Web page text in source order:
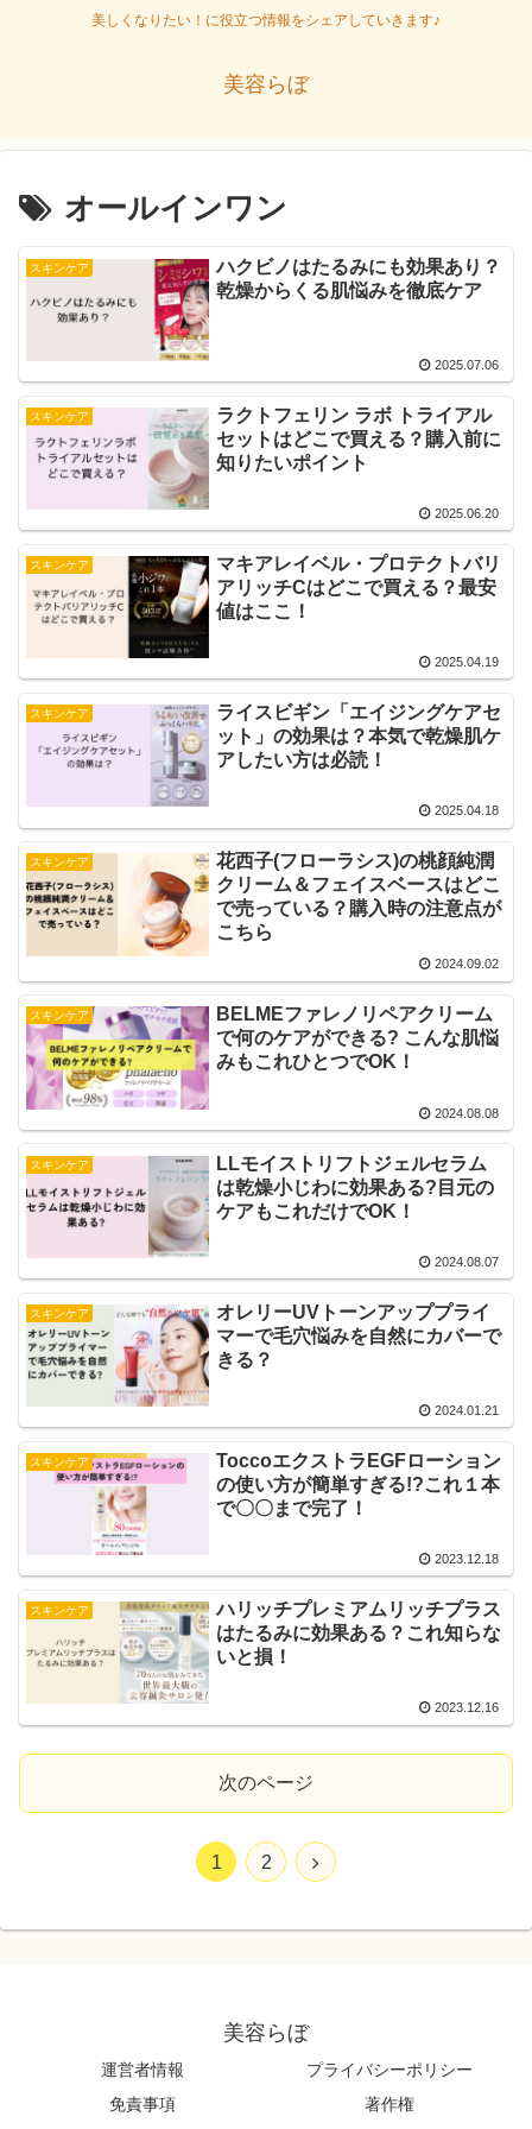
美しくなりたい！に役立つ情報をシェアしていきます♪
美容らぼ
オールインワン
スキンケア
ハクビノはたるみにも効果あり？
乾燥からくる肌悩みを徹底ケア
2025.07.06
スキンケア
ラクトフェリン ラボ トライアル
セットはどこで買える？購入前に
知りたいポイント
2025.06.20
スキンケア
マキアレイベル・プロテクトバリ
アリッチCはどこで買える？最安
値はここ！
2025.04.19
スキンケア
ライスビギン「エイジングケアセ
ット」の効果は？本気で乾燥肌ケ
アしたい方は必読！
2025.04.18
スキンケア
花西子(フローラシス)の桃顔純潤
クリーム＆フェイスベースはどこ
で売っている？購入時の注意点が
こちら
2024.09.02
スキンケア
BELMEファレノリペアクリーム
で何のケアができる? こんな肌悩
みもこれひとつでOK！
2024.08.08
スキンケア
LLモイストリフトジェルセラム
は乾燥小じわに効果ある?目元の
ケアもこれだけでOK！
2024.08.07
スキンケア
オレリーUVトーンアッププライ
マーで毛穴悩みを自然にカバーで
きる？
2024.01.21
スキンケア
ToccoエクストラEGFローション
の使い方が簡単すぎる!?これ１本
で〇〇まで完了！
2023.12.18
スキンケア
ハリッチプレミアムリッチプラス
はたるみに効果ある？これ知らな
いと損！
2023.12.16
次のページ
1 2
美容らぼ
運営者情報
プライバシーポリシー
免責事項
著作権